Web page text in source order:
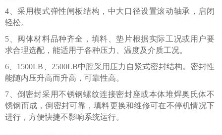
4、采用楔式弹性闸板结构，中大口径设置滚动轴承，启闭
轻松。
5、阀体材料品种齐全，填料、垫片根据实际工况或用户要
求合理选配，能适用于各种压力、温度及介质工况。
6、1500LB、2500LB中腔采用压力自紧式密封结构。密封性
能随内压升高而升高，可靠性高。
7、倒密封采用不锈钢螺纹连接密封座或本体堆焊奥氏体不
锈钢而成，倒密封可靠，填料更换和维修可在不停机情况下
进行，方便快捷不影响系统运行。